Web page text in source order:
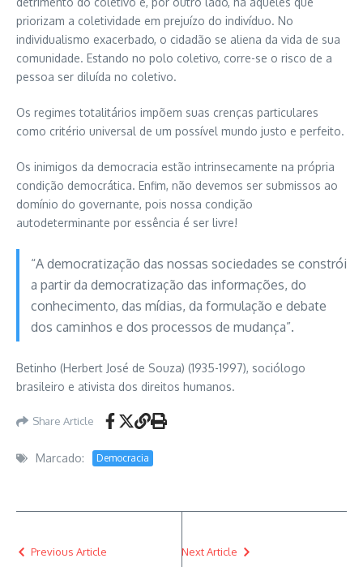
priorizam a coletividade em prejuízo do indivíduo. No
individualismo exacerbado, o cidadão se aliena da vida de sua
comunidade. Estando no polo coletivo, corre-se o risco de a
pessoa ser diluída no coletivo.
Os regimes totalitários impõem suas crenças particulares
como critério universal de um possível mundo justo e perfeito.
Os inimigos da democracia estão intrinsecamente na própria
condição democrática. Enfim, não devemos ser submissos ao
domínio do governante, pois nossa condição
autodeterminante por essência é ser livre!
“A democratização das nossas sociedades se constrói
a partir da democratização das informações, do
conhecimento, das mídias, da formulação e debate
dos caminhos e dos processos de mudança”.
Betinho (Herbert José de Souza) (1935-1997), sociólogo
brasileiro e ativista dos direitos humanos.
Share Article
Marcado: Democracia
Previous Article Next Article